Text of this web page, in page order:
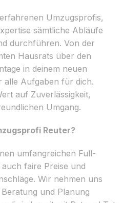
Umzugsprofis,
sämtliche Abläufe
durchführen. Von der
Hausrats über den
in deinem neuen
alle Aufgaben für dich.
auf Zuverlässigkeit,
Umgang.
Reuter?
umfangreichen Full-
faire Preise und
Wir nehmen uns
und Planung